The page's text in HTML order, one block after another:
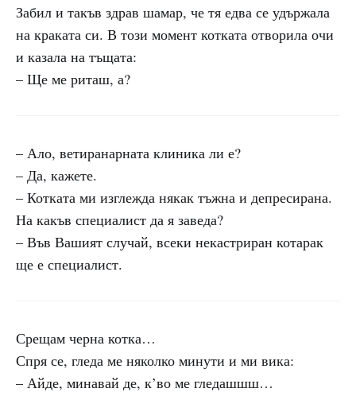
Забил и такъв здрав шамар, че тя едва се удържала
на краката си. В този момент котката отворила очи
и казала на тъщата:
– Ще ме риташ, а?
– Ало, ветиранарната клиника ли е?
– Да, кажете.
– Котката ми изглежда някак тъжна и депресирана.
На какъв специалист да я заведа?
– Във Вашият случай, всеки некастриран котарак
ще е специалист.
Срещам черна котка…
Спря се, гледа ме няколко минути и ми вика:
– Айде, минавай де, к’во ме гледашшш…